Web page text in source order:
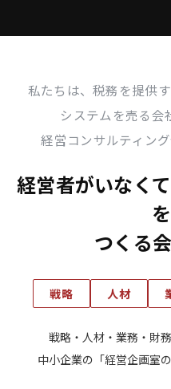
私たちは、税務を提供
システムを売る会
経営コンサルティン
経営者がいなく
を
つくる
戦略 人材
戦略・人材・業務・財
中小企業の「経営企画室